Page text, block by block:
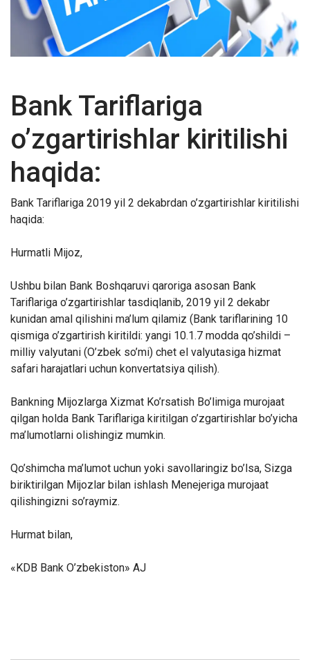
Bank Tariflariga
o’zgartirishlar kiritilishi
haqida:
Bank Tariflariga 2019 yil 2 dekabrdan o’zgartirishlar kiritilishi
haqida:
Hurmatli Mijoz,
Ushbu bilan Bank Boshqaruvi qaroriga asosan Bank
Tariflariga o’zgartirishlar tasdiqlanib, 2019 yil 2 dekabr
kunidan amal qilishini ma’lum qilamiz (Bank tariflarining 10
qismiga o’zgartirish kiritildi: yangi 10.1.7 modda qo’shildi –
milliy valyutani (O’zbek so’mi) chet el valyutasiga hizmat
safari harajatlari uchun konvertatsiya qilish).
Bankning Mijozlarga Xizmat Ko’rsatish Bo’limiga murojaat
qilgan holda Bank Tariflariga kiritilgan o’zgartirishlar bo’yicha
ma’lumotlarni olishingiz mumkin.
Qo’shimcha ma’lumot uchun yoki savollaringiz bo’lsa, Sizga
biriktirilgan Mijozlar bilan ishlash Menejeriga murojaat
qilishingizni so’raymiz.
Hurmat bilan,
«KDB Bank O’zbekiston» AJ